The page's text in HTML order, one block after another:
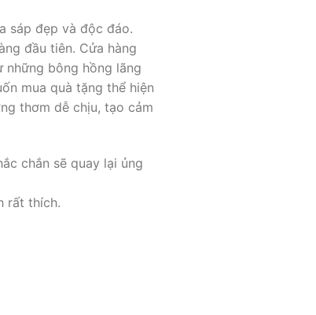
sáp đẹp và độc đáo.
đầu tiên. Cửa hàng
những bông hồng lãng
mua quà tặng thể hiện
thơm dễ chịu, tạo cảm
chắn sẽ quay lại ủng
rất thích.